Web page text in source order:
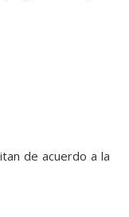
de acuerdo a la